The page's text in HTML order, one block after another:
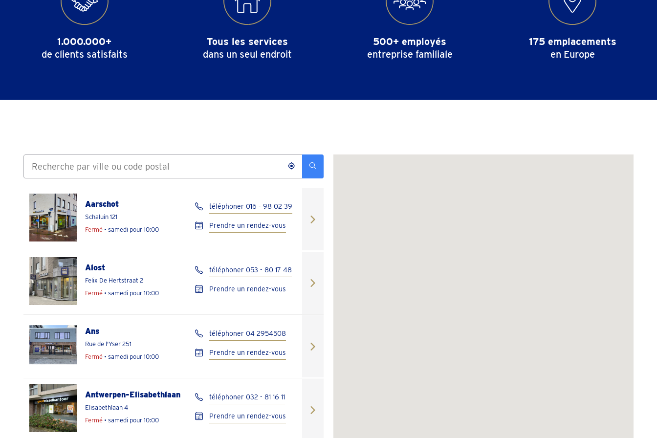
1.000.000+
de clients satisfaits
Tous les services
dans un seul endroit
500+ employés
entreprise familiale
175 emplacements
en Europe
Aarschot
Schaluin 121
Fermé • samedi pour 10:00
téléphoner 016 - 98 02 39
Prendre un rendez-vous
Alost
Felix De Hertstraat 2
Fermé • samedi pour 10:00
téléphoner 053 - 80 17 48
Prendre un rendez-vous
Ans
Rue de l'Yser 251
Fermé • samedi pour 10:00
téléphoner 04 2954508
Prendre un rendez-vous
Antwerpen-Elisabethlaan
Elisabethlaan 4
Fermé • samedi pour 10:00
téléphoner 032 - 81 16 11
Prendre un rendez-vous